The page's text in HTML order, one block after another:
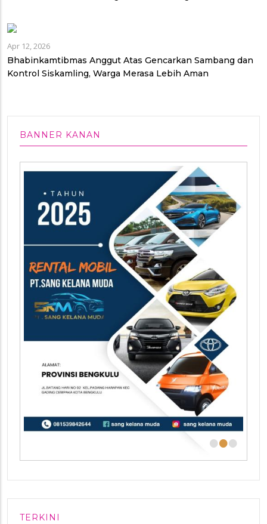
Apr 12, 2026
Bhabinkamtibmas Anggut Atas Gencarkan Sambang dan
Kontrol Siskamling, Warga Merasa Lebih Aman
BANNER KANAN
•••
TERKINI